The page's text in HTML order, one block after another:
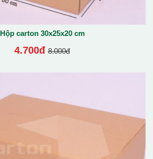
Hộp carton 30x25x20 cm
4.700đ 8.000đ